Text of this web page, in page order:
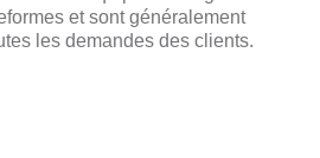
et sont généralement
les demandes des clients.